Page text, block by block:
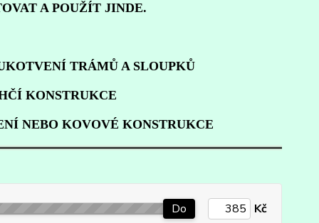
A POUŽÍT JINDE.
TRÁMŮ A SLOUPKŮ
KONSTRUKCE
NEBO KOVOVÉ KONSTRUKCE
Do Kč